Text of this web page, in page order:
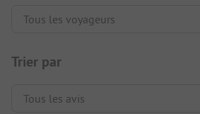
Trier par